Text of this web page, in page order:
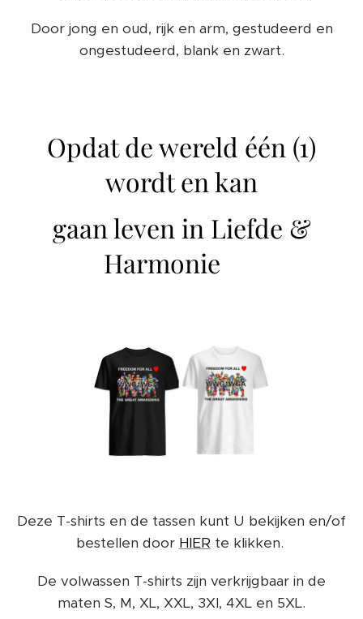
Door jong en oud, rijk en arm, gestudeerd en
ongestudeerd, blank en zwart.
Opdat de wereld één (1)
wordt en kan
gaan leven in Liefde &
Harmonie ❤️
Deze T-shirts en de tassen kunt U bekijken en/of
bestellen door HIER te klikken.
De volwassen T-shirts zijn verkrijgbaar in de
maten S, M, XL, XXL, 3Xl, 4XL en 5XL.